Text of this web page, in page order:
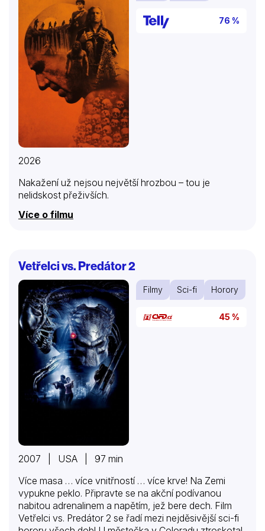
76 %
2026
Nakažení už nejsou největší hrozbou – tou je
nelidskost přeživších.
Více o filmu
Vetřelci vs. Predátor 2
Filmy Sci-fi Horory
45 %
2007 | USA | 97 min
Více masa … více vnitřností … více krve! Na Zemi
vypukne peklo. Připravte se na akční podívanou
nabitou adrenalinem a napětím, jež bere dech. Film
Vetřelci vs. Predátor 2 se řadí mezi nejděsivější sci-fi